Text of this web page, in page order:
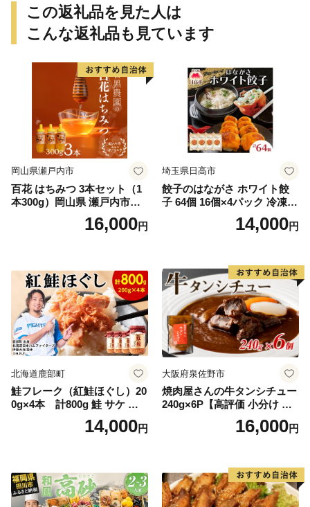
この返礼品を見た人は
こんな返礼品も見ています
岡山県瀬戸内市
百花 はちみつ 3本セット（1
本300g）岡山県 瀬戸内市産
石黒農園 ヨーグルト パン 砂
糖の代わり 香り高い いい香
16,000円
埼玉県日高市
餃子のはながさ ホワイト餃
子 64個 16個×4パック 冷凍
中華 点心 B級グルメ ご当地
野菜 おつまみ おかず 簡単調
ー ギフト お取り寄せ 日高市
14,000円
北海道鹿部町
鮭フレーク（紅鮭ほぐし）20
0g×4本 計800g 鮭 サケ 鮭
ほぐし サケフレーク シャケ
フレーク 鮭フレーク14,000円
大阪府泉佐野市
焼肉屋さんの牛タンシチュー
240g×6P【高評価 小分け 惣
菜 牛たん 一人暮らし 冷凍】
16,000円